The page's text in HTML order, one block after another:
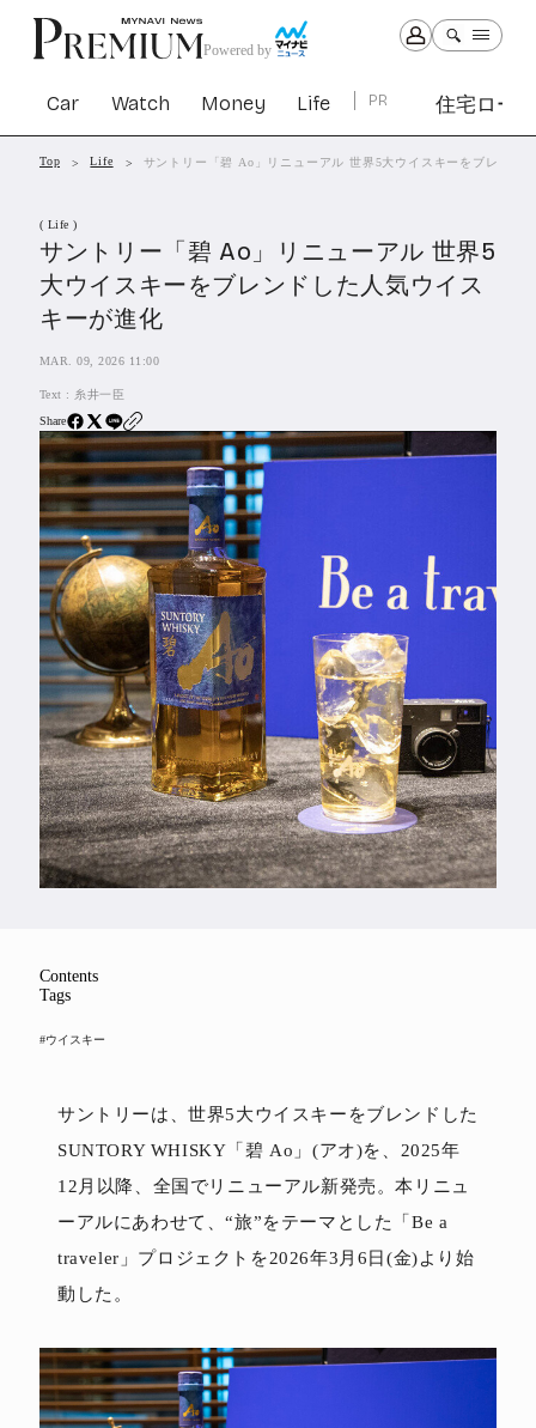
Powered by
Car Watch Money Life PR 住宅ロー
Car Watch Money Life
PR
住宅ローン
SBIネオトレード証券
All Articles
特集&連載記事
Feature
Series
Top Life サントリー「碧 Ao」リニューアル 世界5大ウイスキーをブレンド
( Life )
サントリー「碧 Ao」リニューアル 世界5
大ウイスキーをブレンドした人気ウイス
キーが進化
MAR. 09, 2026 11:00
Text : 糸井一臣
Share
Contents
Tags
#ウイスキー
サントリーは、世界5大ウイスキーをブレンドした
SUNTORY WHISKY「碧 Ao」(アオ)を、2025年
12月以降、全国でリニューアル新発売。本リニュ
ーアルにあわせて、“旅”をテーマとした「Be a
traveler」プロジェクトを2026年3月6日(金)より始
動した。